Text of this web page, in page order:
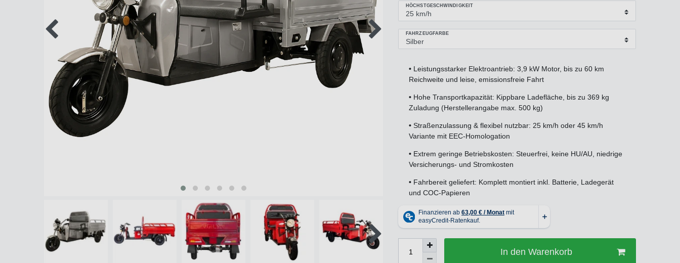
HÖCHSTGESCHWINDIGKEIT
FAHRZEUGFARBE
• Leistungsstarker Elektroantrieb: 3,9 kW Motor, bis zu 60 km
Reichweite und leise, emissionsfreie Fahrt
• Hohe Transportkapazität: Kippbare Ladefläche, bis zu 369 kg
Zuladung (Herstellerangabe max. 500 kg)
• Straßenzulassung & flexibel nutzbar: 25 km/h oder 45 km/h
Variante mit EEC-Homologation
• Extrem geringe Betriebskosten: Steuerfrei, keine HU/AU, niedrige
Versicherungs- und Stromkosten
• Fahrbereit geliefert: Komplett montiert inkl. Batterie, Ladegerät
und COC-Papieren
In den Warenkorb